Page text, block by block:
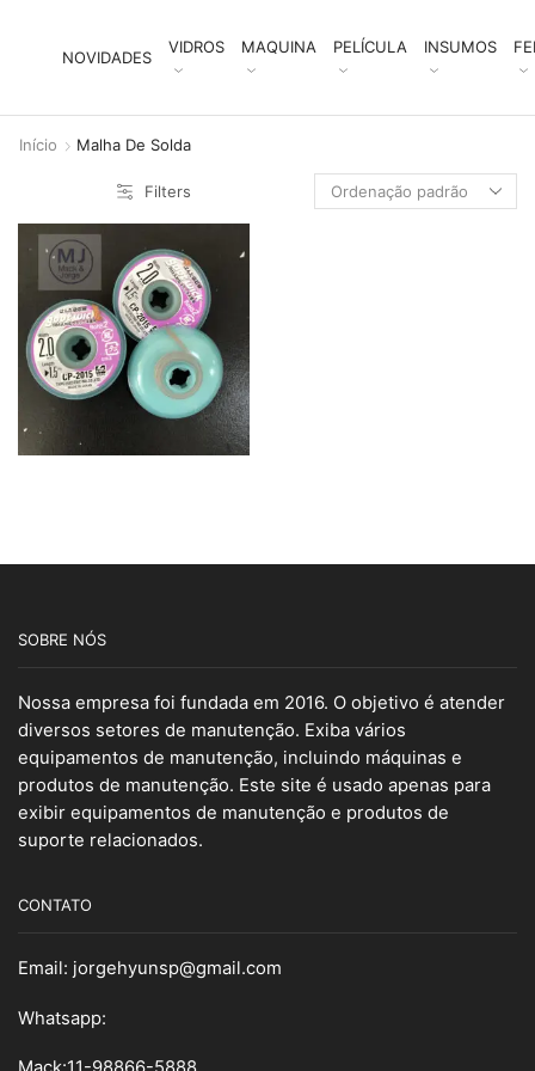
NOVIDADES
VIDROS MAQUINA PELÍCULA INSUMOS
Início Malha De Solda
Filters
SOBRE NÓS
Nossa empresa foi fundada em 2016. O objetivo é atender
diversos setores de manutenção. Exiba vários
equipamentos de manutenção, incluindo máquinas e
produtos de manutenção. Este site é usado apenas para
exibir equipamentos de manutenção e produtos de
suporte relacionados.
CONTATO
Email: jorgehyunsp@gmail.com
Whatsapp: